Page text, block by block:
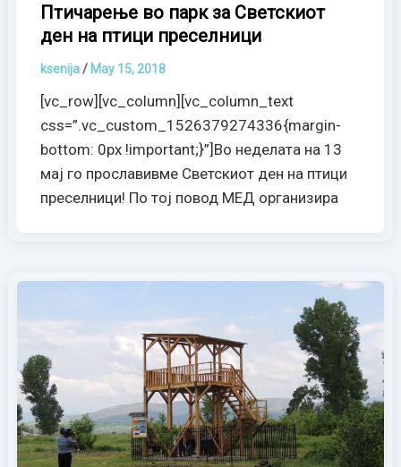
Птичарење во парк за Светскиот
ден на птици преселници
ksenija/ May 15, 2018
[vc_row][vc_column][vc_column_text
css=”.vc_custom_1526379274336{margin-
bottom: 0px !important;}”]Во неделата на 13
мај го прославивме Светскиот ден на птици
преселници! По тој повод МЕД организира